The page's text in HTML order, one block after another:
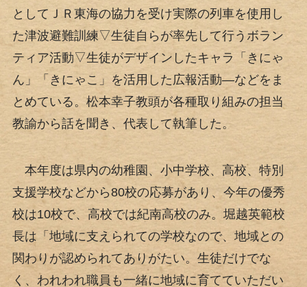
としてＪＲ東海の協力を受け実際の列車を使用し
た津波避難訓練▽生徒自らが率先して行うボラン
ティア活動▽生徒がデザインしたキャラ「きにゃ
ん」「きにゃこ」を活用した広報活動―などをま
とめている。松本幸子教頭が各種取り組みの担当
教諭から話を聞き、代表して執筆した。
本年度は県内の幼稚園、小中学校、高校、特別
支援学校などから80校の応募があり、今年の優秀
校は10校で、高校では紀南高校のみ。堀越英範校
長は「地域に支えられての学校なので、地域との
関わりが認められてありがたい。生徒だけでな
く、われわれ職員も一緒に地域に育てていただい